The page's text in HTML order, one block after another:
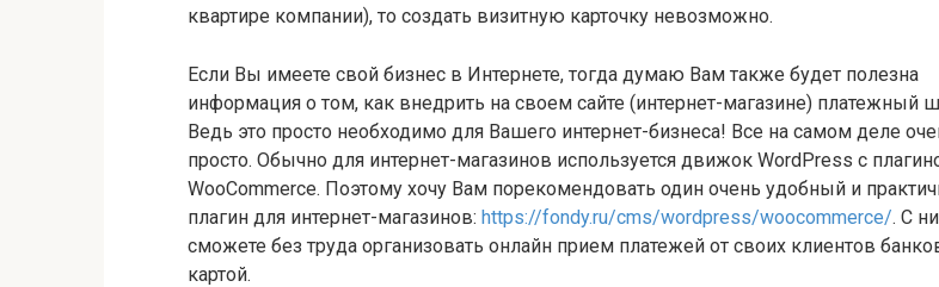
квартире компании), то создать визитную карточку невозможно.
Если Вы имеете свой бизнес в Интернете, тогда думаю Вам также будет полезна
информация о том, как внедрить на своем сайте (интернет-магазине) платежный
Ведь это просто необходимо для Вашего интернет-бизнеса! Все на самом деле
просто. Обычно для интернет-магазинов используется движок WordPress с
WooCommerce. Поэтому хочу Вам порекомендовать один очень удобный и
плагин для интернет-магазинов: https://fondy.ru/cms/wordpress/woocommerce/. С
сможете без труда организовать онлайн прием платежей от своих клиентов
картой.